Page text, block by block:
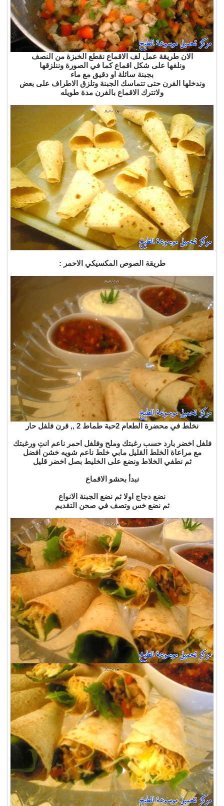
الان طريقة عمل لف الاقماع نقطع الخبزة من النصف
ونلفها على شكل اقماع كما في الصورة وننلزقها
بجبنة سائلة او دقيق مع ماء
وندخلها الفرن حتى تتماسك الجبنة وتلزق الاطراف على بعض
ولاتترك الاقماع بالفرن مدة طويله
طريقة الصوص المكسيكي الاحمر :
نخلط في محضرة الطعام 2حبة طماط 2 ,, قرن فلفل حار
فلفل اخضر بارد حسب رغبتك وملح وفلفل احمر ناعم انتِ ورغبتك
مع مراعاة الخلط القليل مابي خلط ناعم شويه خشن افضل
ثم نطفي الخلاط ونضع على الخليط بصل اخضر قليل
نبدأ بحشو الاقماع
نضع دجاج اولا ثم نضع الجبنة الانواع
ثم نضع خس وتصف في صحن التقديم